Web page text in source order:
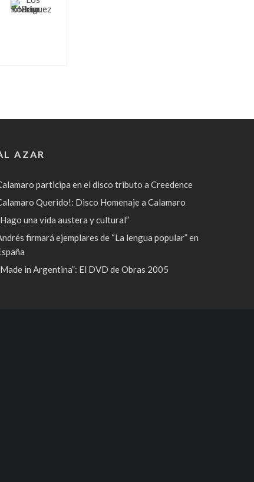
AZAR
participa en el disco tributo a Creedence
Querido!: Disco Homenaje a Calamaro
una vida austera y cultural”
firmará ejemplares de “La lengua popular” en
in Argentina”: El DVD de Obras 2005